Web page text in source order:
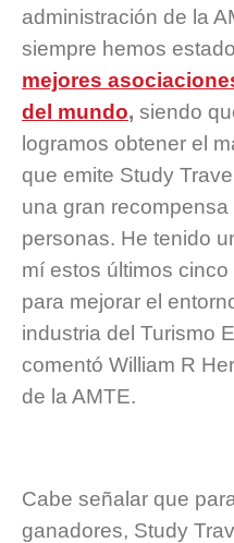
administración de la
siempre hemos
mejores
del mundo, siendo
logramos obtener el
que emite Study
una gran
personas. He tenido
mí estos últimos
para mejorar el
industria del Turismo
comentó William R
de la AMTE.
Cabe señalar que
ganadores, Study